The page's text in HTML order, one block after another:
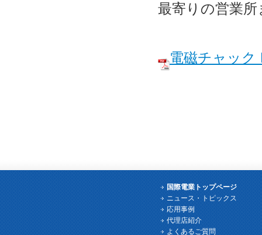
最寄りの営業
電磁チャッ
国際電業トップページ
ニュース・トピックス
応用事例
代理店紹介
よくあるご質問